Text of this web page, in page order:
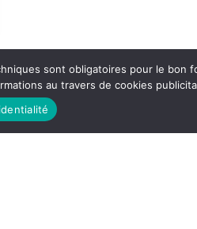
sont obligatoires pour le bon
au travers de cookies